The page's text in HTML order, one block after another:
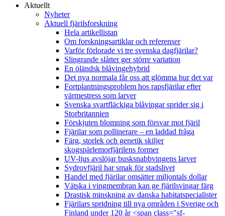
Aktuellt
Nyheter
Aktuell fjärilsforskning
Hela artikellistan
Om forskningsartiklar och referenser
Varför förlorade vi tre svenska dagfjärilar?
Slingrande slåtter ger större variation
En öländsk blåvingehybrid
Det nya normala får oss att glömma hur det var
Fortplantningsproblem hos rapsfjärilar efter
värmestress som larver
Svenska svartfläckiga blåvingar sprider sig i
Storbritannien
Förskjuten blomning som försvar mot fjäril
Fjärilar som pollinerare – en laddad fråga
Färg, storlek och genetik skiljer
skogspärlemorfjärilens former
UV-ljus avslöjar busksnabbvingens larver
Sydrovfjäril har smak för stadslivet
Handel med fjärilar omsätter miljontals dollar
Vätska i vingmembran kan ge fjärilsvingar färg
Drastisk minskning av danska habitatspecialister
Fjärilars spridning till nya områden i Sverige och
Finland under 120 år <span class="sf-